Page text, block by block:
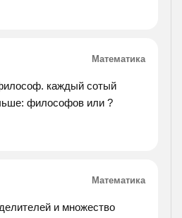
Математика
каждый сотый
философов или ?
Математика
и множество